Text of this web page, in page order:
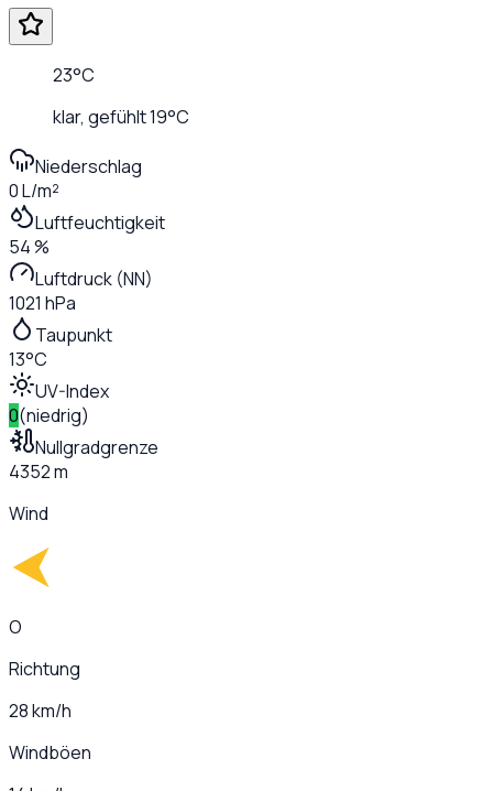
23°C
klar, gefühlt19°C
Niederschlag
0 L/m²
Luftfeuchtigkeit
54 %
Luftdruck (NN)
1021 hPa
Taupunkt
13°C
UV-Index
0(niedrig)
Nullgradgrenze
4352 m
Wind
O
Richtung
28 km/h
Windböen